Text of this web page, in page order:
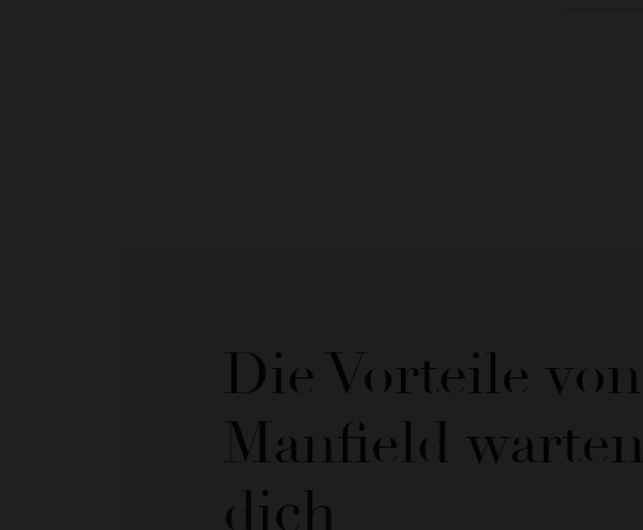
Die Vorteile
Manfield
dich